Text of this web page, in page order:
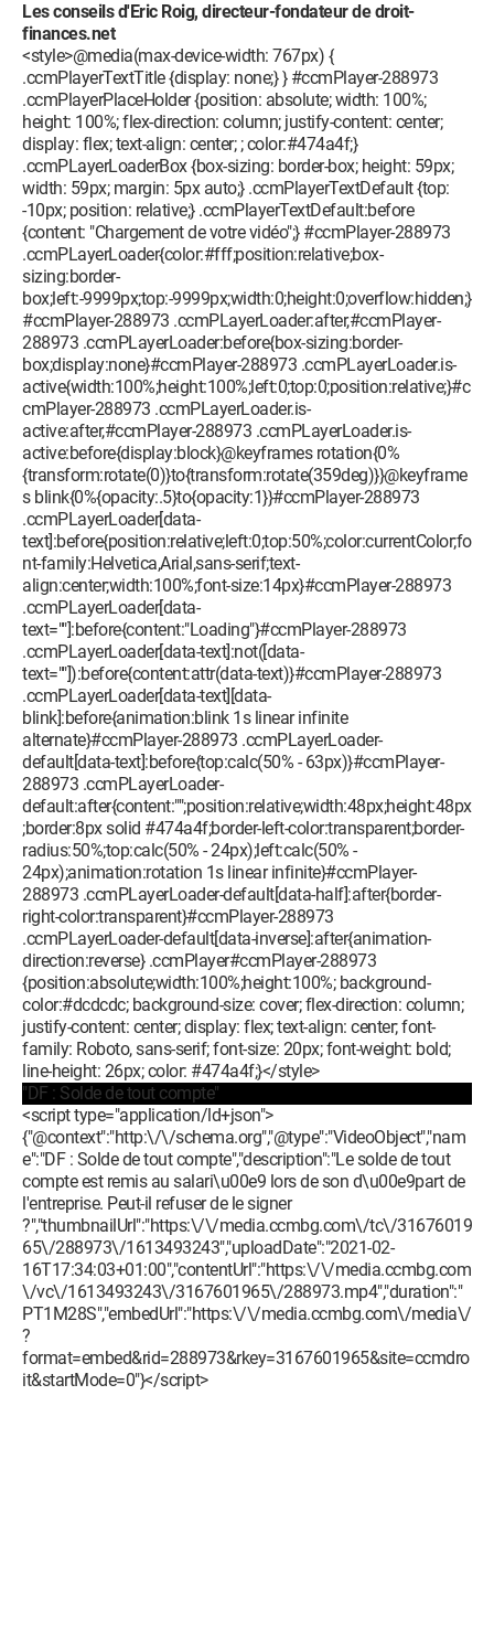
Les conseils d'Eric Roig, directeur-fondateur de droit-
finances.net
<style>@media(max-device-width: 767px) {
.ccmPlayerTextTitle {display: none;} } #ccmPlayer-288973
.ccmPlayerPlaceHolder {position: absolute; width: 100%;
height: 100%; flex-direction: column; justify-content: center;
display: flex; text-align: center; ; color:#474a4f;}
.ccmPLayerLoaderBox {box-sizing: border-box; height: 59px;
width: 59px; margin: 5px auto;} .ccmPlayerTextDefault {top:
-10px; position: relative;} .ccmPlayerTextDefault:before
{content: "Chargement de votre vidéo";} #ccmPlayer-288973
.ccmPLayerLoader{color:#fff;position:relative;box-
sizing:border-
box;left:-9999px;top:-9999px;width:0;height:0;overflow:hidden;}
#ccmPlayer-288973 .ccmPLayerLoader:after,#ccmPlayer-
288973 .ccmPLayerLoader:before{box-sizing:border-
box;display:none}#ccmPlayer-288973 .ccmPLayerLoader.is-
active{width:100%;height:100%;left:0;top:0;position:relative;}#c
cmPlayer-288973 .ccmPLayerLoader.is-
active:after,#ccmPlayer-288973 .ccmPLayerLoader.is-
active:before{display:block}@keyframes rotation{0%
{transform:rotate(0)}to{transform:rotate(359deg)}}@keyframe
s blink{0%{opacity:.5}to{opacity:1}}#ccmPlayer-288973
.ccmPLayerLoader[data-
text]:before{position:relative;left:0;top:50%;color:currentColor;fo
nt-family:Helvetica,Arial,sans-serif;text-
align:center;width:100%;font-size:14px}#ccmPlayer-288973
.ccmPLayerLoader[data-
text=""]:before{content:"Loading"}#ccmPlayer-288973
.ccmPLayerLoader[data-text]:not([data-
text=""]):before{content:attr(data-text)}#ccmPlayer-288973
.ccmPLayerLoader[data-text][data-
blink]:before{animation:blink 1s linear infinite
alternate}#ccmPlayer-288973 .ccmPLayerLoader-
default[data-text]:before{top:calc(50% - 63px)}#ccmPlayer-
288973 .ccmPLayerLoader-
default:after{content:"";position:relative;width:48px;height:48px
;border:8px solid #474a4f;border-left-color:transparent;border-
radius:50%;top:calc(50% - 24px);left:calc(50% -
24px);animation:rotation 1s linear infinite}#ccmPlayer-
288973 .ccmPLayerLoader-default[data-half]:after{border-
right-color:transparent}#ccmPlayer-288973
.ccmPLayerLoader-default[data-inverse]:after{animation-
direction:reverse} .ccmPlayer#ccmPlayer-288973
{position:absolute;width:100%;height:100%; background-
color:#dcdcdc; background-size: cover; flex-direction: column;
justify-content: center; display: flex; text-align: center; font-
family: Roboto, sans-serif; font-size: 20px; font-weight: bold;
line-height: 26px; color: #474a4f;}</style>
"DF : Solde de tout compte"
<script type="application/ld+json">
{"@context":"http:\/\/schema.org","@type":"VideoObject","nam
e":"DF : Solde de tout compte","description":"Le solde de tout
compte est remis au salari\u00e9 lors de son d\u00e9part de
l'entreprise. Peut-il refuser de le signer
?","thumbnailUrl":"https:\/\/media.ccmbg.com\/tc\/31676019
65\/288973\/1613493243","uploadDate":"2021-02-
16T17:34:03+01:00","contentUrl":"https:\/\/media.ccmbg.com
\/vc\/1613493243\/3167601965\/288973.mp4","duration":"
PT1M28S","embedUrl":"https:\/\/media.ccmbg.com\/media\/
?
format=embed&rid=288973&rkey=3167601965&site=ccmdro
it&startMode=0"}</script>